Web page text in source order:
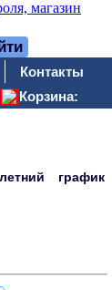
Контакты
Корзина:
график